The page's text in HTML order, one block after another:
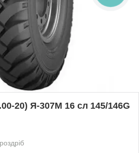
20) Я-307М 16 сл 145/146G